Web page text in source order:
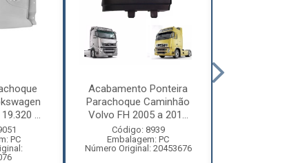
...
PC
Acabamento Ponteira
Parachoque Caminhão
Volvo FH 2005 a 201...
Código: 8939
Embalagem: PC
Número Original: 20453676